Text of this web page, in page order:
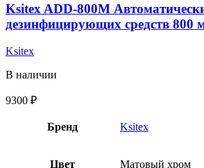
Ksitex ADD-800М
дезинфицирующих средств 800
Ksitex
В наличии
9300 ₽
Бренд Ksitex
Цвет Матовый хром